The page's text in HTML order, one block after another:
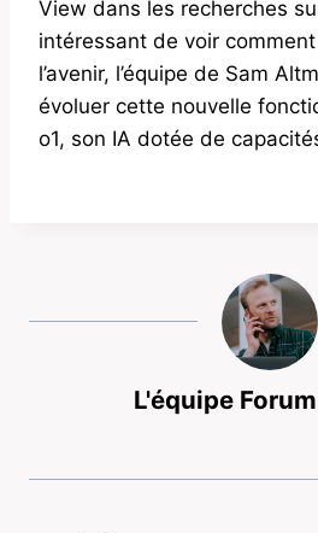
View dans les recherches
intéressant de voir
l’avenir, l’équipe de Sam
évoluer cette nouvelle
o1, son IA dotée de
L'équipe